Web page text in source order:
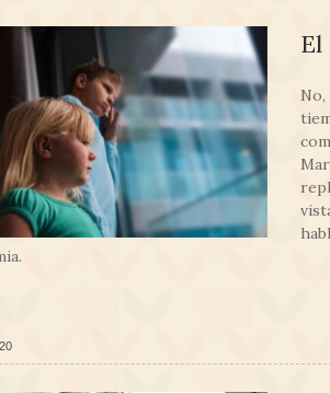
El